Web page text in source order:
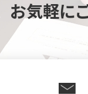
お気軽に